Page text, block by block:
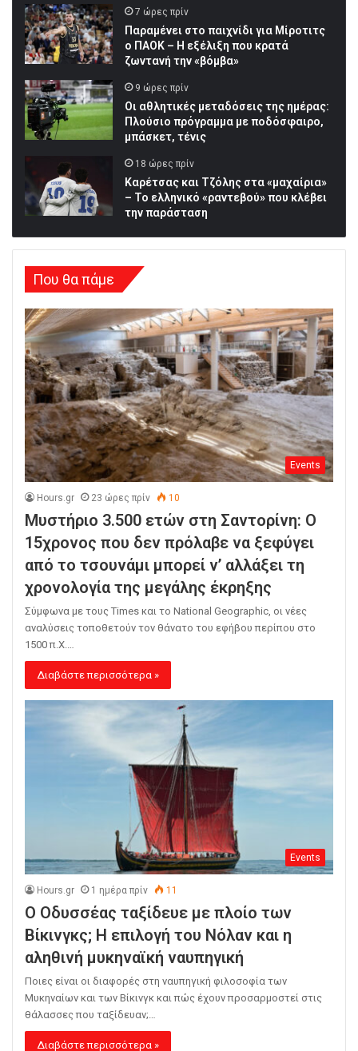
7 ώρες πρίν
Παραμένει στο παιχνίδι για Μίροτιτς
ο ΠΑΟΚ – Η εξέλιξη που κρατά
ζωντανή την «βόμβα»
9 ώρες πρίν
Οι αθλητικές μεταδόσεις της ημέρας:
Πλούσιο πρόγραμμα με ποδόσφαιρο,
μπάσκετ, τένις
18 ώρες πρίν
Καρέτσας και Τζόλης στα «μαχαίρια»
– Το ελληνικό «ραντεβού» που κλέβει
την παράσταση
Που θα πάμε
Events
Hours.gr 23 ώρες πρίν 10
Μυστήριο 3.500 ετών στη Σαντορίνη: Ο
15χρονος που δεν πρόλαβε να ξεφύγει
από το τσουνάμι μπορεί ν’ αλλάξει τη
χρονολογία της μεγάλης έκρηξης
Σύμφωνα με τους Times και το National Geographic, οι νέες
αναλύσεις τοποθετούν τον θάνατο του εφήβου περίπου στο
1500 π.Χ.…
Διαβάστε περισσότερα »
Events
Hours.gr 1 ημέρα πρίν 11
Ο Οδυσσέας ταξίδευε με πλοίο των
Βίκινγκς; Η επιλογή του Νόλαν και η
αληθινή μυκηναϊκή ναυπηγική
Ποιες είναι οι διαφορές στη ναυπηγική φιλοσοφία των
Μυκηναίων και των Βίκινγκ και πώς έχουν προσαρμοστεί στις
θάλασσες που ταξίδευαν;…
Διαβάστε περισσότερα »